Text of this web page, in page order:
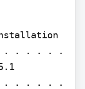
. . . . .
. . . . . . .